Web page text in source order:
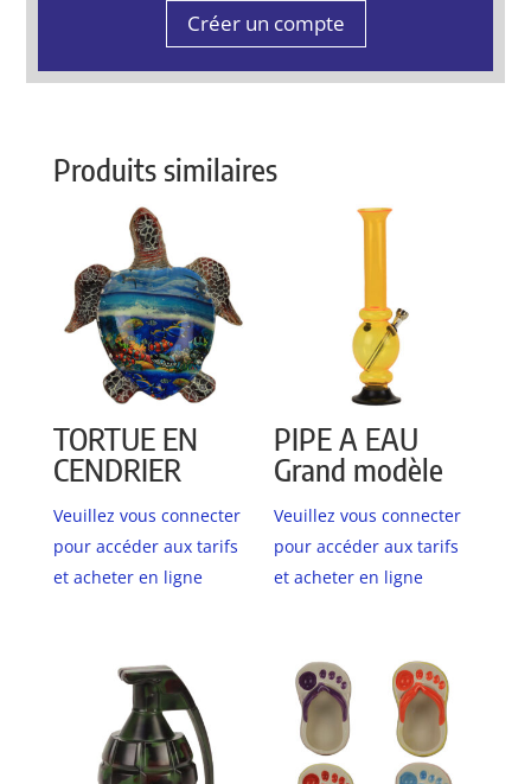
Créer un compte
Produits similaires
TORTUE EN
CENDRIER
Veuillez vous connecter
pour accéder aux tarifs
et acheter en ligne
PIPE A EAU
Grand modèle
Veuillez vous connecter
pour accéder aux tarifs
et acheter en ligne